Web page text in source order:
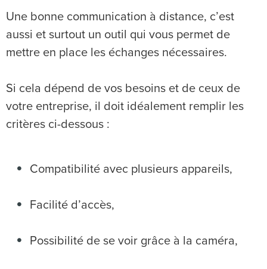
Une bonne communication à distance, c’est
aussi et surtout un outil qui vous permet de
mettre en place les échanges nécessaires.
Si cela dépend de vos besoins et de ceux de
votre entreprise, il doit idéalement remplir les
critères ci-dessous :
Compatibilité avec plusieurs appareils,
Facilité d’accès,
Possibilité de se voir grâce à la caméra,